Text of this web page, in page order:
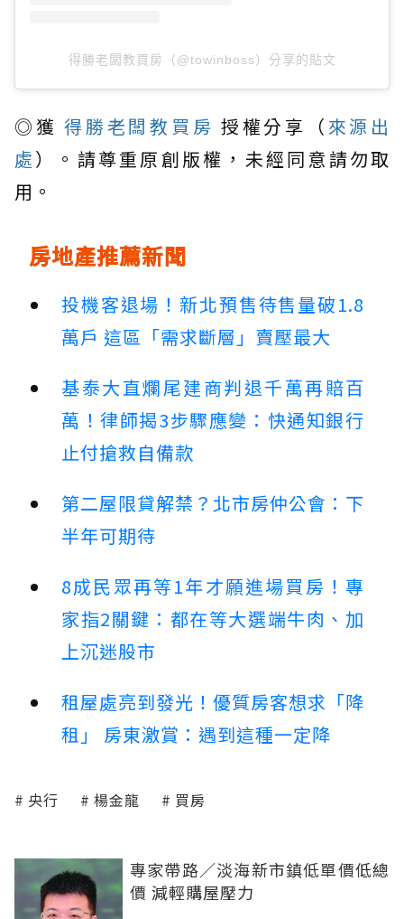
得勝老闆教買房（@towinboss）分享的貼文
◎獲 得勝老闆教買房 授權分享（ 來源出
處）。請尊重原創版權，未經同意請勿取
用。
房地產推薦新聞
投機客退場！新北預售待售量破1.8
萬戶 這區「需求斷層」賣壓最大
基泰大直爛尾建商判退千萬再賠百
萬！律師揭3步驟應變：快通知銀行
止付搶救自備款
第二屋限貸解禁？北市房仲公會：下
半年可期待
8成民眾再等1年才願進場買房！專
家指2關鍵：都在等大選端牛肉、加
上沉迷股市
租屋處亮到發光！優質房客想求「降
租」 房東激賞：遇到這種一定降
央行 楊金龍 買房
專家帶路／淡海新市鎮低單價低總
價 減輕購屋壓力